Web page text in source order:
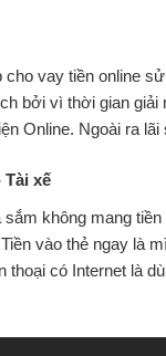
Mình cần tiền gấp
nhưng thật may đã có
không cần gặp mặt
Tôi kinh doanh buôn
hàng, nhờ biết đến
quyết được công việc